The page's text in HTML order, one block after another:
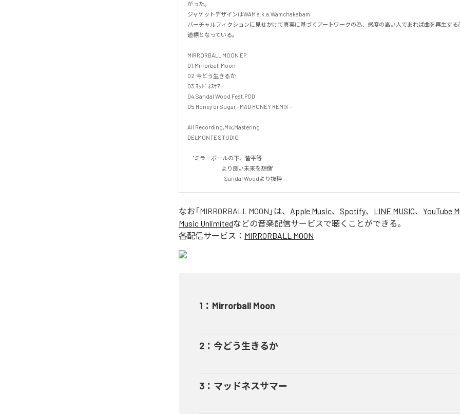
がった。
ジャケットデザインはWAM a.k.a.Wamchakabam
バーチャルフィクションに見せかけて真実に基づくアートワークの為、感度の高い人であれば曲を再生する
道標となっている。
MIRRORBALL MOON EP
01.Mirrorball Moon
02.今どう生きるか
03.ﾏｯﾄﾞﾈｽｻﾏｰ
04.Sandal Wood Feat.POD
05.Honey or Sugar - MAD HONEY REMIX -
All Recording,Mix,Mastering
DELMONTE STUDIO
"ミラーボールの下、皆平等
より良い未来を想像"
- Sandal Woodより抜粋 -
なお「MIRRORBALL MOON 」は、 Apple Music、 Spotify、 LINE MUSIC、 YouTube
Music Unlimitedなどの音楽配信サービスで聴くことができる。
各配信サービス： MIRRORBALL MOON
1 ： Mirrorball Moon
2 ： 今どう生きるか
3 ： マッドネスサマー